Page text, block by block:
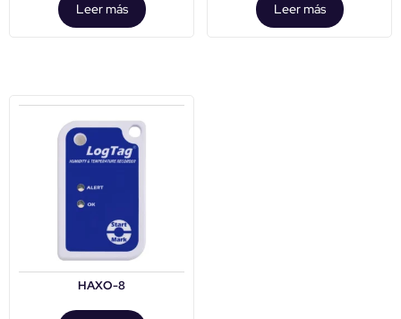
Leer más Leer más
HAXO-8